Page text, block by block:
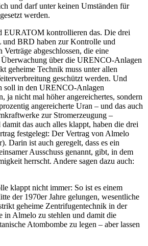
und darf unter keinen Umständen für
werden.
EURATOM kontrollieren das. Die drei
und BRD haben zur Kontrolle und
abgeschlossen, die eine
Überwachung über die URENCO-Anlagen
geheime Technik muss unter allen
geschützt werden. Und
soll in den URENCO-Anlagen
ja nicht mal höher angereichertes, sondern
angereicherte Uran – und das auch
zur Stromerzeugung –
das auch alles klappt, haben die drei
festgelegt: Der Vertrag von Almelo
Darin ist auch geregelt, dass es ein
Ausschuss genannt, gibt, in dem
herrscht. Andere sagen dazu auch:
klappt nicht immer: So ist es einem
der 1970er Jahre gelungen, wesentliche
geheime Zentrifugentechnik in der
in Almelo zu stehlen und damit die
Atombombe zu legen – aber lassen